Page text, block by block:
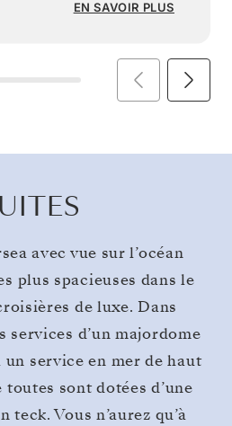
EN SAVOIR PLUS
avec vue sur l’océan
plus spacieuses dans le
de luxe. Dans
services d’un majordome
service en mer de haut
sont dotées d’une
teck. Vous n’aurez qu’à